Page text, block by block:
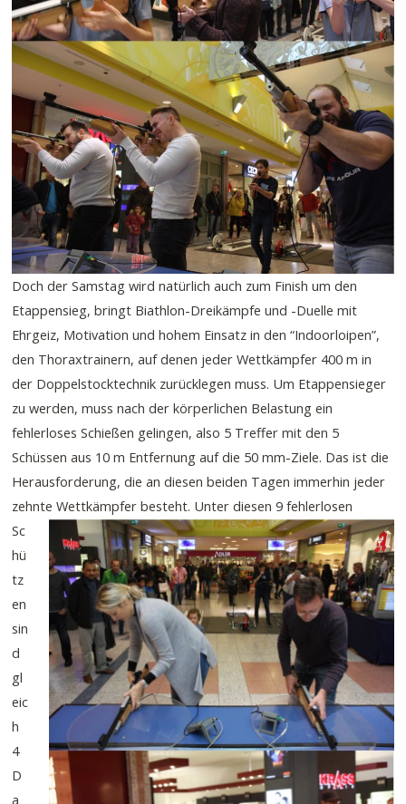
Doch der Samstag wird natürlich auch zum Finish um den
Etappensieg, bringt Biathlon-Dreikämpfe und -Duelle mit
Ehrgeiz, Motivation und hohem Einsatz in den “Indoorloipen”,
den Thoraxtrainern, auf denen jeder Wettkämpfer 400 m in
der Doppelstocktechnik zurücklegen muss. Um Etappensieger
zu werden, muss nach der körperlichen Belastung ein
fehlerloses Schießen gelingen, also 5 Treffer mit den 5
Schüssen aus 10 m Entfernung auf die 50 mm-Ziele. Das ist die
Herausforderung, die an diesen beiden Tagen immerhin jeder
zehnte Wettkämpfer besteht. Unter diesen 9 fehlerlosen
Sc
hü
tz
en
sin
d
gl
eic
h
4
D
a